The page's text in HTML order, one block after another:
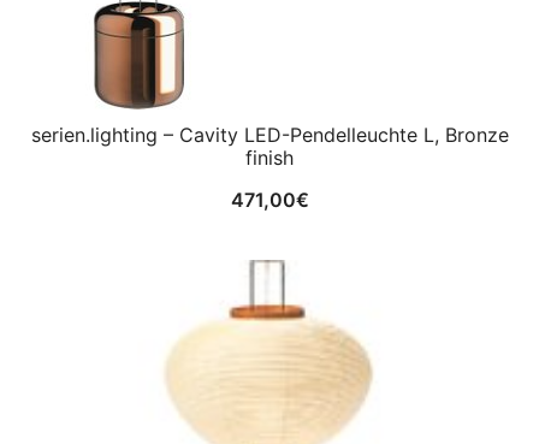
serien.lighting – Cavity LED-Pendelleuchte L, Bronze
finish
471,00€